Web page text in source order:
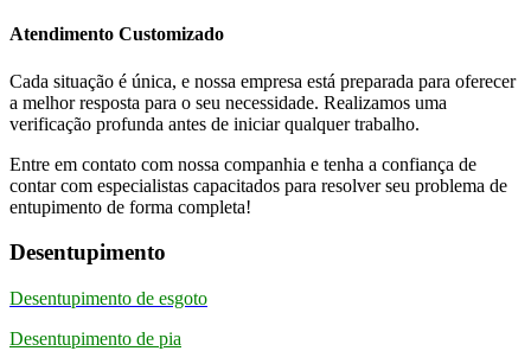
Atendimento Customizado
Cada situação é única, e nossa empresa está preparada para oferecer
a melhor resposta para o seu necessidade. Realizamos uma
verificação profunda antes de iniciar qualquer trabalho.
Entre em contato com nossa companhia e tenha a confiança de
contar com especialistas capacitados para resolver seu problema de
entupimento de forma completa!
Desentupimento
Desentupimento de esgoto
Desentupimento de pia